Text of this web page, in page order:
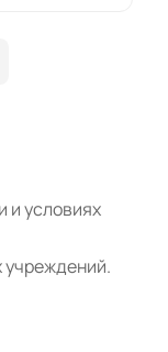
и условиях
учреждений.